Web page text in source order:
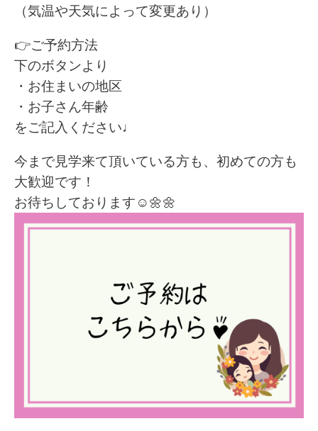
（気温や天気によって変更あり）
👉ご予約方法
下のボタンより
・お住まいの地区
・お子さん年齢
をご記入ください♩
今まで見学来て頂いている方も、初めての方も
大歓迎です！
お待ちしております☺️🌼🌼